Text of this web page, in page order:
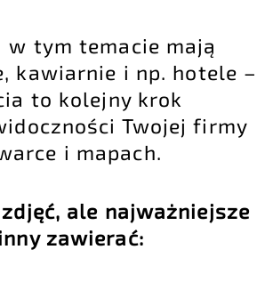
w tym temacie mają
kawiarnie i np. hotele –
to kolejny krok
Twojej firmy
i mapach.
ale najważniejsze
zawierać: